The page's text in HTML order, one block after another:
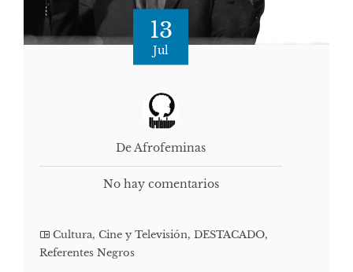
13
Jul
De Afrofeminas
No hay comentarios
Cultura, Cine y Televisión, DESTACADO,
Referentes Negros